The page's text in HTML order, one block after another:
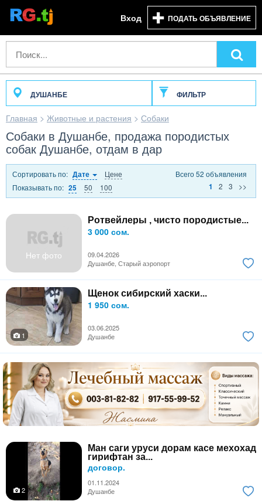
Вход ПОДАТЬ ОБЪЯВЛЕНИЕ
ДУШАНБЕ ФИЛЬТР
Главная > Животные и растения > Собаки
Собаки в Душанбе, продажа породистых
собак Душанбе, отдам в дар
Сортировать по: Дате
Цене
Показывать по: 25 50 100
Всего 52 объявления
1
2 3 >>
Нет фото
Ротвейлеры , чисто породистые...
3 000 сом.
09.04.2026
Душанбе, Старый аэропорт
Щенок сибирский хаски...
1 950 сом.
03.06.2025
1
Душанбе
Ман саги уруси дорам касе мехохад
гирифтан за...
договор.
01.11.2024
2
Душанбе